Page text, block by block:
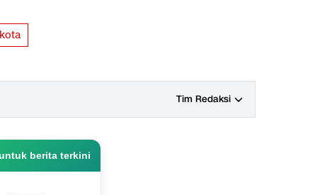
Tim Redaksi
berita terkini